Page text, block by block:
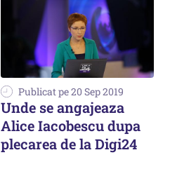
Publicat pe 20 Sep 2019
Unde se angajeaza
Alice Iacobescu dupa
plecarea de la Digi24